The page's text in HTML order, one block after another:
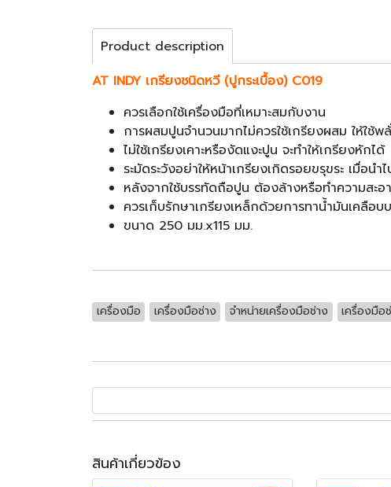
Product description
AT INDY เกรียงชนิดหวี (ปูกระเบื้อง) C019
ควรเลือกใช้เครื่องมือที่เหมาะสมกับงาน
การผสมปูนจำนวนมากไม่ควรใช้เกรียงผสม ให้ใช้
ไม่ใช้เกรียงเคาะหรืองัดแงะปูน จะทำให้เกรียงหักได้
ระมัดระวังอย่าให้หน้าเกรียงเกิดรอยขรุขระ เมื่อน
หลังจากใช้บรรทัดถือปูน ต้องล้างหรือทำความสะอ
ควรเก็บรักษาเกรียงเหล็กด้วยการทาน้ำมันเคลือ
ขนาด 250 มม.x115 มม.
เครื่องมือ เครื่องมือช่าง จำหน่ายเครื่องมือช่าง เครื่องมือ
สินค้าเกี่ยวข้อง